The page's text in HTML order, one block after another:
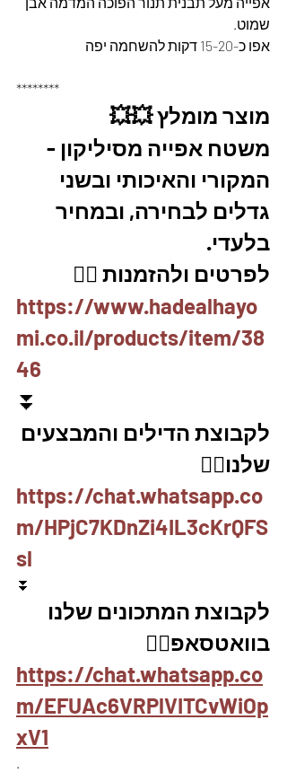
שמוט.
אפו כ-15-20 דקות להשחמה יפה
********
מוצר מומלץ 💥💥
משטח אפייה מסיליקון -
המקורי והאיכותי ובשני
גדלים לבחירה, ובמחיר
בלעדי.
לפרטים ולהזמנות 👇🏼
https://www.hadealhayo
mi.co.il/products/item/38
46
⏬
לקבוצת הדילים והמבצעים
שלנו👇🏽
https://chat.whatsapp.co
m/HPjC7KDnZi4IL3cKrQFS
sl
⏬
לקבוצת המתכונים שלנו
בוואטסאפ👇🏽
https://chat.whatsapp.co
m/EFUAc6VRPlVITCvWiOp
xV1
.